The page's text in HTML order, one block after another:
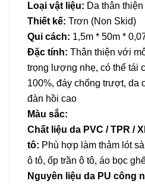
Loại vật liệu: Da thân
Thiết kế: Trơn (Non Skid)
Qui cách: 1,5m * 50m *
Đặc tính: Thân thiện với
trọng lượng nhẹ, có thể tái
100%, đáy chống trượt, da
đàn hồi cao
Màu sắc:
Chất liệu da PVC / TPR /
tô: Phù hợp làm thảm lót
ô tô, ốp trần ô tô, áo bọc
Nguyên liệu da PU công